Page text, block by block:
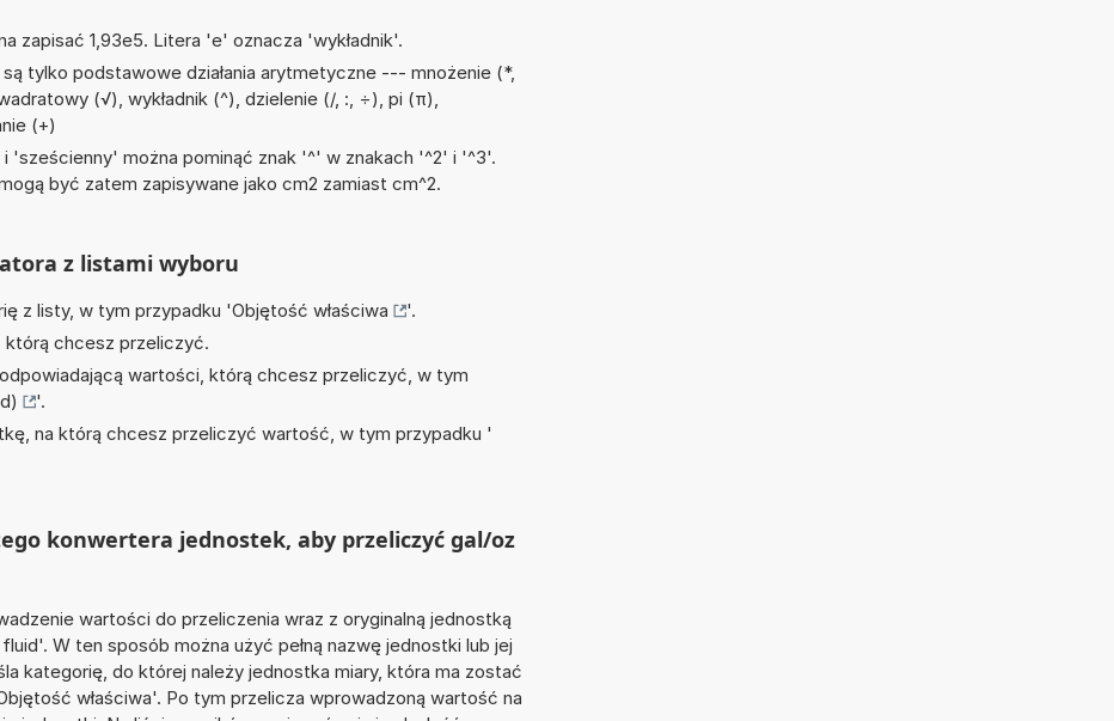
zapisać 1,93e5. Litera 'e' oznacza 'wykładnik'.
tylko podstawowe działania arytmetyczne --- mnożenie (*,
(√), wykładnik (^), dzielenie (/, :, ÷), pi (π),
(+)
'sześcienny' można pominąć znak '^' w znakach '^2' i '^3'.
być zatem zapisywane jako cm2 zamiast cm^2.
z listami wyboru
z listy, w tym przypadku 'Objętość właściwa
'.
chcesz przeliczyć.
wartości, którą chcesz przeliczyć, w tym
'.
na którą chcesz przeliczyć wartość, w tym przypadku '
konwertera jednostek, aby przeliczyć gal/oz
wartości do przeliczenia wraz z oryginalną jednostką
W ten sposób można użyć pełną nazwę jednostki lub jej
kategorię, do której należy jednostka miary, która ma zostać
właściwa'. Po tym przelicza wprowadzoną wartość na